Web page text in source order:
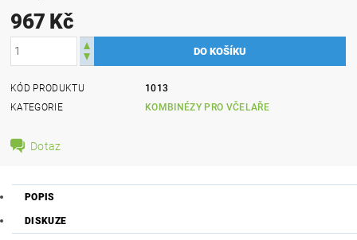
967 Kč
KÓD PRODUKTU
1013
KATEGORIE
KOMBINÉZY PRO VČELAŘE
Dotaz
POPIS
DISKUZE